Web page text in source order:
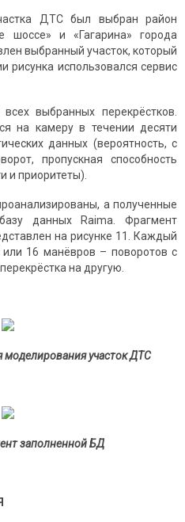
ДТС был выбран район
шоссе» и «Гагарина» города
выбранный участок, который
рисунка использовался сервис
выбранных перекрёстков.
на камеру в течении десяти
данных (вероятность, с
пропускная способность
и приоритеты).
а полученные
данных Raima. Фрагмент
на рисунке 11. Каждый
или 16 манёвров – поворотов с
на другую.
участок ДТС
заполненной БД